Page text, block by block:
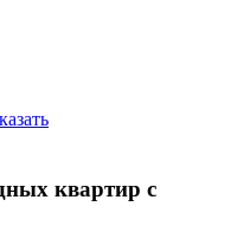
квартир с